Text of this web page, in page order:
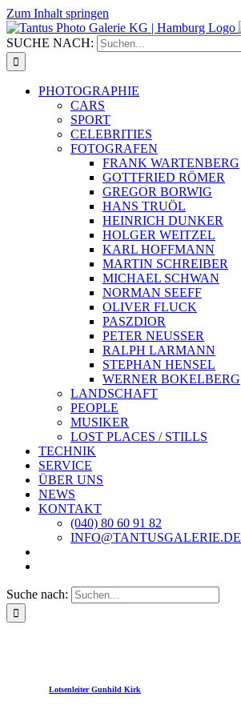
Zum Inhalt springen
SUCHE NACH:
PHOTOGRAPHIE
CARS
SPORT
CELEBRITIES
FOTOGRAFEN
FRANK WARTENBERG
GOTTFRIED RÖMER
GREGOR BORWIG
HANS TRUÖL
HEINRICH DUNKER
HOLGER WEITZEL
KARL HOFFMANN
MARTIN SCHREIBER
MICHAEL SCHWAN
NORMAN SEEFF
OLIVER FLUCK
PASZDIOR
PETER NEUSSER
RALPH LARMANN
STEPHAN HENSEL
WERNER BOKELBERG
LANDSCHAFT
PEOPLE
MUSIKER
LOST PLACES / STILLS
TECHNIK
SERVICE
ÜBER UNS
NEWS
KONTAKT
(040) 80 60 91 82
INFO@TANTUSGALERIE.DE
Suche nach:
Lotsenleiter Gunhild Kirk